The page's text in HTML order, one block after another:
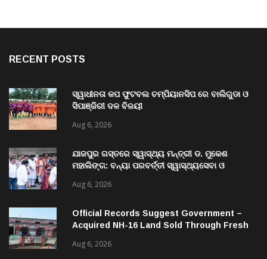
RECENT POSTS
ସ୍ୱାଧୀନତା କପ ଫୁଟବଲ ଚମ୍ପିୟାନସିପ ରେ ବାଲିଗୁଡା ଓ
ସିପାଞ୍ଜିରୀ ଦଳ ବିଜୟୀ
Aug 6, 2026
ଯାଜପୁର ଗସ୍ତରେ ସ୍ୱାସ୍ଥ୍ୟ ମନ୍ତ୍ରୀ ଡ. ମୁକେଶ
ମହାଲିଙ୍ଗ: ବନ୍ୟା ପରବର୍ତ୍ତୀ ସ୍ୱାସ୍ଥ୍ୟସେବା ଓ
Aug 6, 2026
Official Records Suggest Government –
Acquired NH-16 Land Sold Through Fresh
Revenue Lapses.
Aug 6, 2026